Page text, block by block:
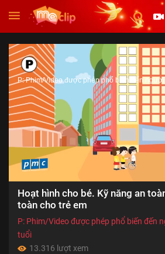
21:41
P: Phim/Video được phép phổ biến đến
Hoạt hình cho bé. Kỹ năng an
toàn cho trẻ em
P: Phim/Video được phép phổ biến đến
tuổi
13.316 lượt xem